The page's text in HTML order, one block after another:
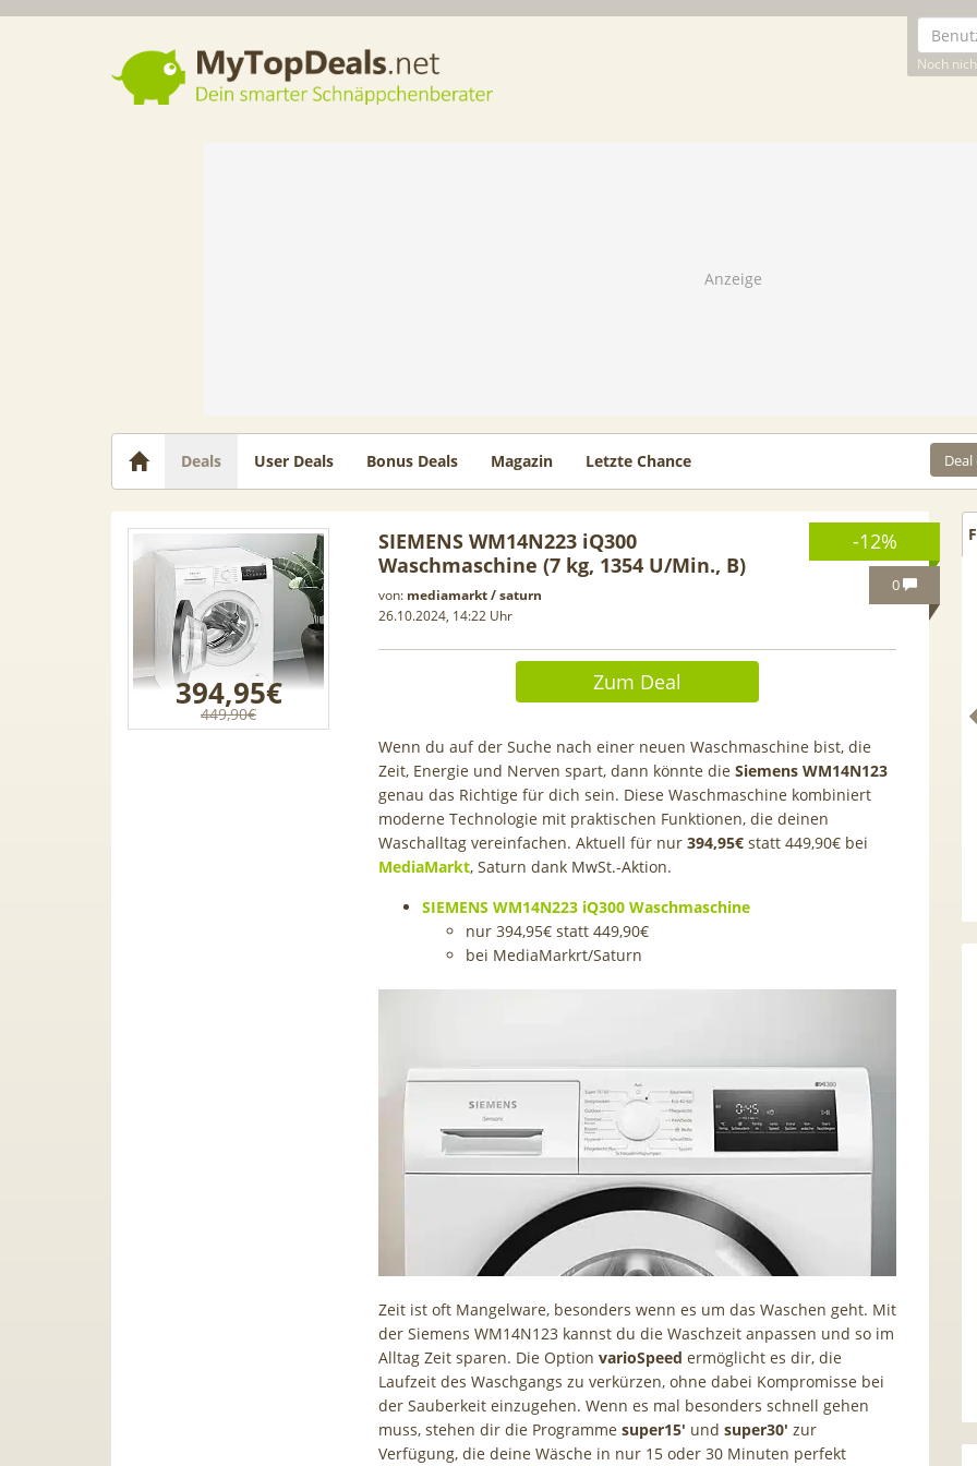
Noch
Dein smarter Schnäppchenberater
Deals User Deals Bonus Deals Magazin Letzte Chance
-12%
0
394,95€
449,90€
SIEMENS WM14N223 iQ300
Waschmaschine (7 kg, 1354 U/Min., B)
von: mediamarkt / saturn
26.10.2024, 14:22 Uhr
Zum Deal
Wenn du auf der Suche nach einer neuen Waschmaschine bist, die
Zeit, Energie und Nerven spart, dann könnte die Siemens WM14N123
genau das Richtige für dich sein. Diese Waschmaschine kombiniert
moderne Technologie mit praktischen Funktionen, die deinen
Waschalltag vereinfachen. Aktuell für nur 394,95€ statt 449,90€ bei
MediaMarkt, Saturn dank MwSt.-Aktion.
SIEMENS WM14N223 iQ300 Waschmaschine
nur 394,95€ statt 449,90€
bei MediaMarkrt/Saturn
Zeit ist oft Mangelware, besonders wenn es um das Waschen geht. Mit
der Siemens WM14N123 kannst du die Waschzeit anpassen und so im
Alltag Zeit sparen. Die Option varioSpeed ermöglicht es dir, die
Laufzeit des Waschgangs zu verkürzen, ohne dabei Kompromisse bei
der Sauberkeit einzugehen. Wenn es mal besonders schnell gehen
muss, stehen dir die Programme super15′ und super30′ zur
Verfügung, die deine Wäsche in nur 15 oder 30 Minuten perfekt
[Vodafone + 5G] Samsung
Klarmobil Allnet mit 50GB 5G
für 24,99€ mtl. (keine AG!)
50GB 5G Otelo Vodafone